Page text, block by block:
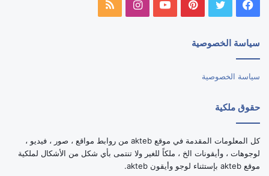
فيسبوك تويتر بينتيريستيوتيوبانستقرامملخص
سياسة الخصوصية
سياسة الخصوصية
حقوق ملكية
كل المعلومات المقدمة في موقع akteb من روابط مواقع ، صور ، فيديو ،
لوجوهات ، وأيقونات الخ ، ملكاً للغير ولا تنتمى بأي شكل من الأشكال لملكية
موقع akteb بإستثناء لوجو وأيقون akteb.